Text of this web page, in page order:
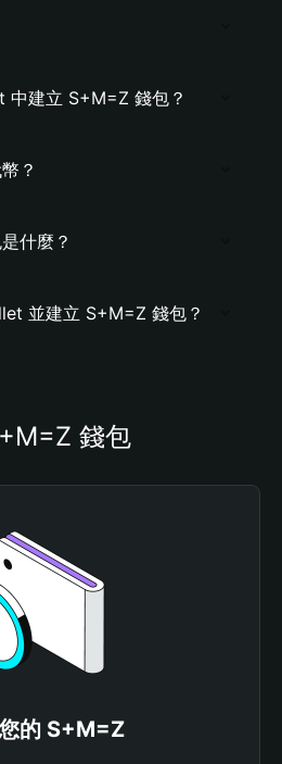
建立 S+M=Z 錢包？
？
什麼？
並建立 S+M=Z 錢包？
錢包
的 S+M=Z